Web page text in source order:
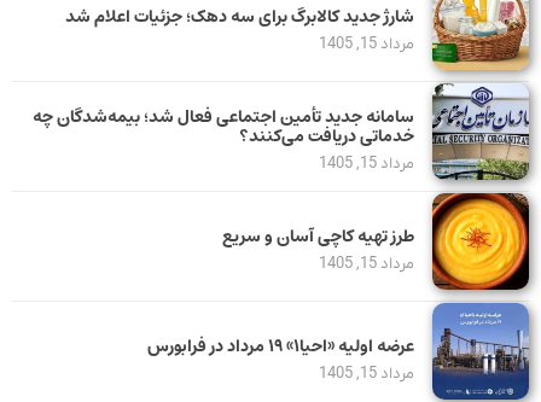
شارژ جدید کالابرگ برای سه دهک؛ جزئیات اعلام شد
مرداد 15, 1405
سامانه جدید تأمین اجتماعی فعال شد؛ بیمه‌شدگان چه
خدماتی دریافت می‌کنند؟
مرداد 15, 1405
طرز تهیه کاچی آسان و سریع
مرداد 15, 1405
عرضه اولیه «احیا۱» ۱۹ مرداد در فرابورس
مرداد 15, 1405